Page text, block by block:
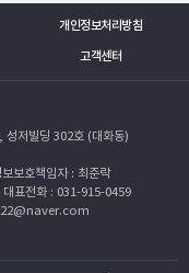
개인정보처리방침
고객센터
성저빌딩 302호 (대화동)
보보호책임자 : 최준락
대표전화 : 031-915-0459